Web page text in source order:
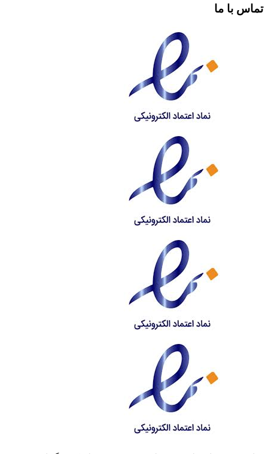
تماس با ما